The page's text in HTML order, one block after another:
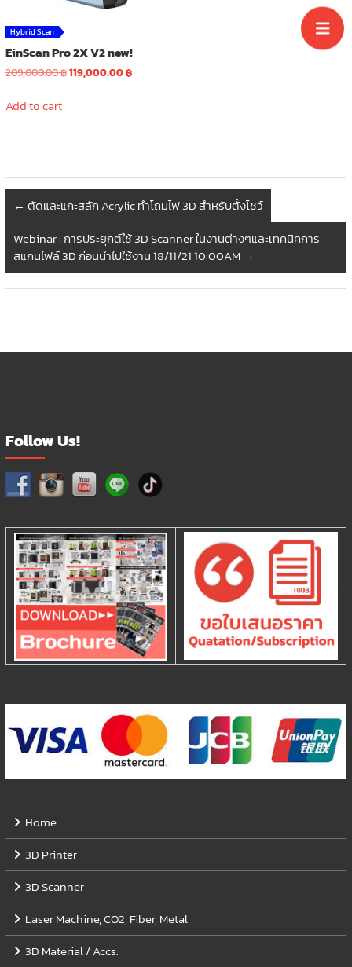
Hybrid Scan
EinScan Pro 2X V2 new!
209,000.00฿Original
119,000.00฿Current
Add to cart
← ตัดและแกะสลัก Acrylic ทำโถมไฟ 3D สำหรับตั้งโชว์
Webinar : การประยุกต์ใช้ 3D Scanner ในงานต่างๆและเทคนิคการ
สแกนไฟล์ 3D ก่อนนำไปใช้งาน 18/11/21 10:00AM →
Follow Us!
Home
3D Printer
3D Scanner
Laser Machine, CO2, Fiber, Metal
3D Material / Accs.